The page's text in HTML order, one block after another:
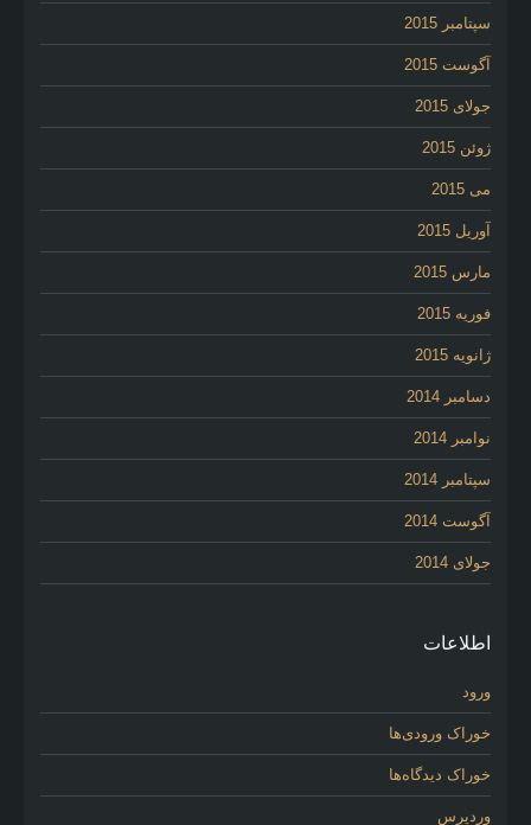
سپتامبر 2015
آگوست 2015
جولای 2015
ژوئن 2015
می 2015
آوریل 2015
مارس 2015
فوریه 2015
ژانویه 2015
دسامبر 2014
نوامبر 2014
سپتامبر 2014
آگوست 2014
جولای 2014
اطلاعات
ورود
خوراک ورودی‌ها
خوراک دیدگاه‌ها
وردپرس